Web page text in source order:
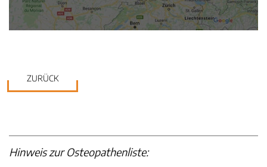
ZURÜCK
Hinweis zur Osteopathenliste: